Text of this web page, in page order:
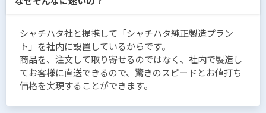
シャチハタ社と提携して「シャチハタ純正製造プラン
ト」を社内に設置しているからです。
商品を、注文して取り寄せるのではなく、社内で製造し
てお客様に直送できるので、驚きのスピードとお値打ち
価格を実現することができます。